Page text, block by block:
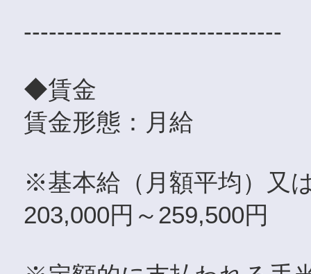
-------------------------------
◆賃金
賃金形態：月給
※基本給（月額平均）又
203,000円～259,500円